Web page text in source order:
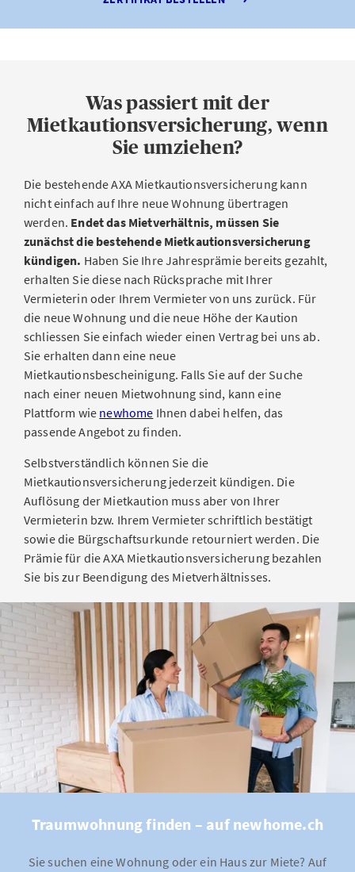
Was passiert mit der
Mietkautionsversicherung, wenn
Sie umziehen?
Die bestehende AXA Mietkautionsversicherung kann
nicht einfach auf Ihre neue Wohnung übertragen
werden. Endet das Mietverhältnis, müssen Sie
zunächst die bestehende Mietkautionsversicherung
kündigen. Haben Sie Ihre Jahresprämie bereits gezahlt,
erhalten Sie diese nach Rücksprache mit Ihrer
Vermieterin oder Ihrem Vermieter von uns zurück. Für
die neue Wohnung und die neue Höhe der Kaution
schliessen Sie einfach wieder einen Vertrag bei uns ab.
Sie erhalten dann eine neue
Mietkautionsbescheinigung. Falls Sie auf der Suche
nach einer neuen Mietwohnung sind, kann eine
Plattform wie newhome Ihnen dabei helfen, das
passende Angebot zu finden.
Selbstverständlich können Sie die
Mietkautionsversicherung jederzeit kündigen. Die
Auflösung der Mietkaution muss aber von Ihrer
Vermieterin bzw. Ihrem Vermieter schriftlich bestätigt
sowie die Bürgschaftsurkunde retourniert werden. Die
Prämie für die AXA Mietkautionsversicherung bezahlen
Sie bis zur Beendigung des Mietverhältnisses.
Traumwohnung finden – auf newhome.ch
Sie suchen eine Wohnung oder ein Haus zur Miete? Auf